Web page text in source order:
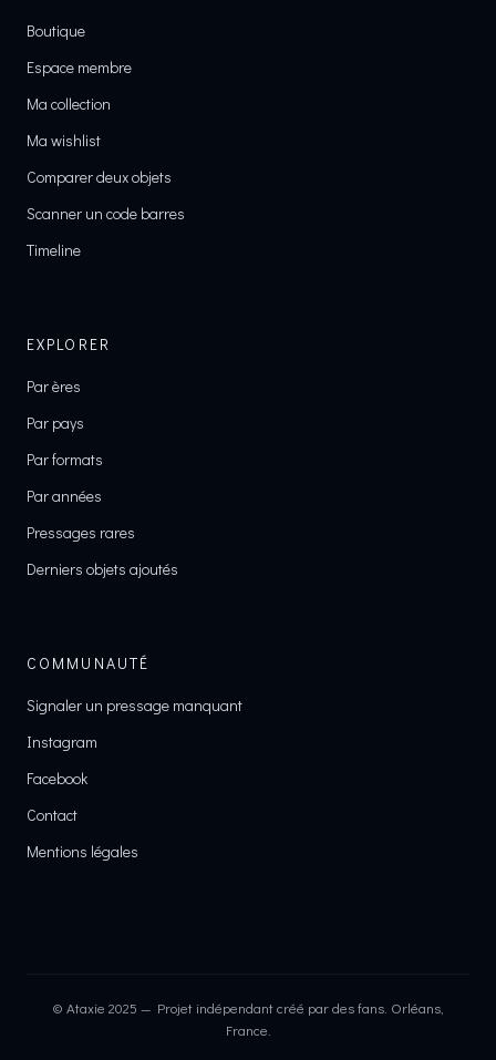
Boutique
Espace membre
Ma collection
Ma wishlist
Comparer deux objets
Scanner un code barres
Timeline
EXPLORER
Par ères
Par pays
Par formats
Par années
Pressages rares
Derniers objets ajoutés
COMMUNAUTÉ
Signaler un pressage manquant
Instagram
Facebook
Contact
Mentions légales
© Ataxie 2025 — Projet indépendant créé par des fans. Orléans,
France.